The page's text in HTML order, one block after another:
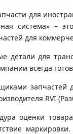
для
система» –
для
детали для
всегда
запчастей
RVI
оценки